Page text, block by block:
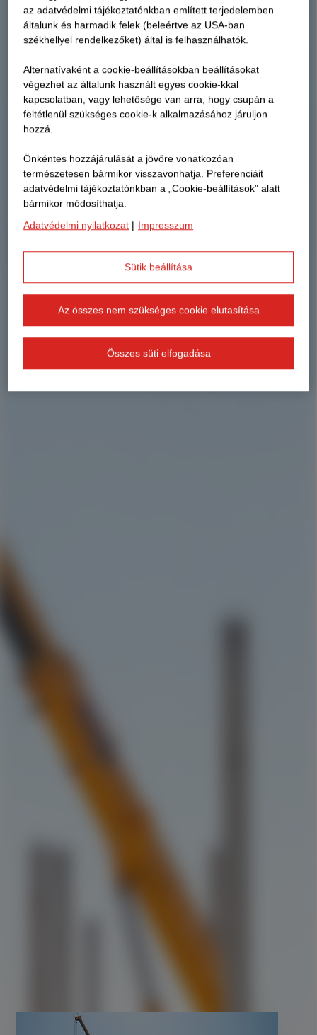
az adatvédelmi tájékoztatónkban említett terjedelemben
általunk és harmadik felek (beleértve az USA-ban
székhellyel rendelkezőket) által is felhasználhatók.
Alternatívaként a cookie-beállításokban beállításokat
végezhet az általunk használt egyes cookie-kkal
kapcsolatban, vagy lehetősége van arra, hogy csupán a
feltétlenül szükséges cookie-k alkalmazásához járuljon
hozzá.
Önkéntes hozzájárulását a jövőre vonatkozóan
természetesen bármikor visszavonhatja. Preferenciáit
adatvédelmi tájékoztatónkban a „Cookie-beállítások” alatt
bármikor módosíthatja.
Adatvédelmi nyilatkozat | Impresszum
Sütik beállítása
Az összes nem szükséges cookie elutasítása
Összes süti elfogadása